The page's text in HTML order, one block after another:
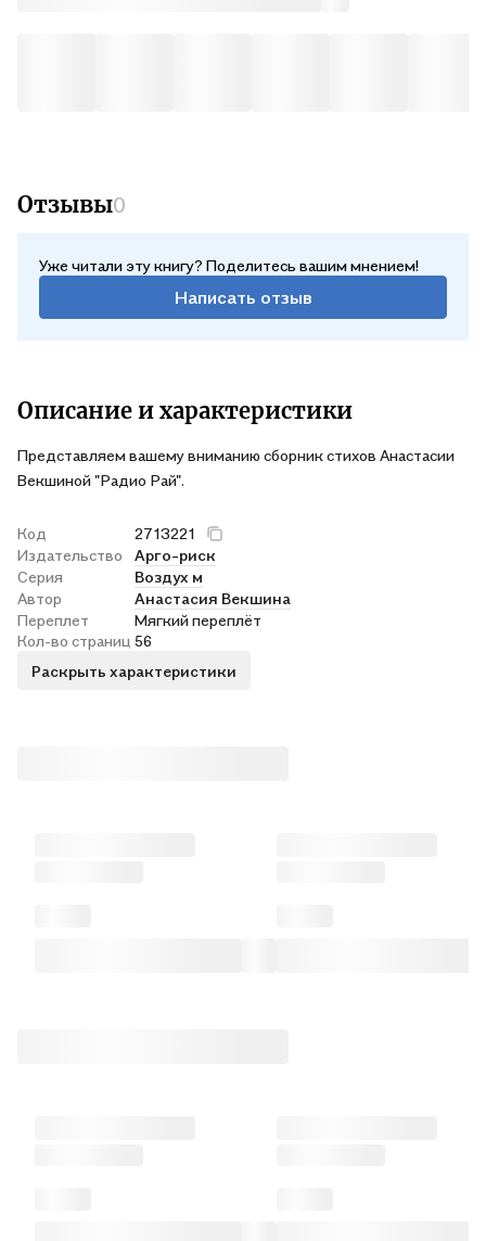
Отзывы0
Уже читали эту книгу? Поделитесь вашим мнением!
Написать отзыв
Описание и характеристики
Представляем вашему вниманию сборник стихов Анастасии
Векшиной "Радио Рай".
Код
2713221
Издательство
Арго-риск
Серия
Воздух м
Автор
Анастасия Векшина
Переплет
Мягкий переплёт
Кол-во страниц 56
Раскрыть характеристики